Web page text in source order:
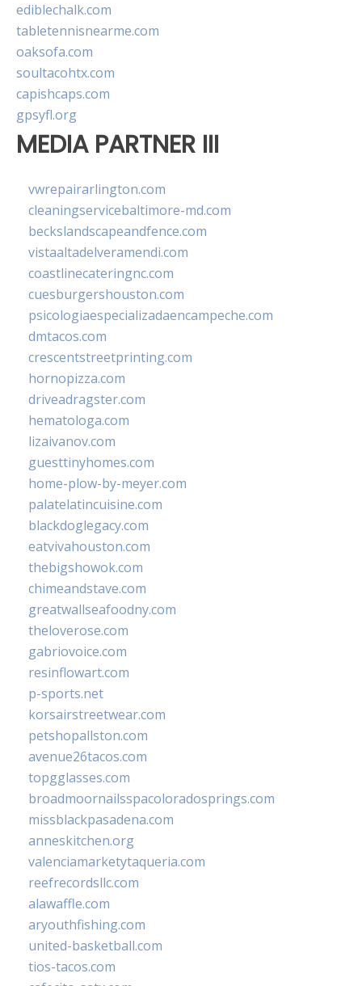
ediblechalk.com
tabletennisnearme.com
oaksofa.com
soultacohtx.com
capishcaps.com
gpsyfl.org
MEDIA PARTNER III
vwrepairarlington.com
cleaningservicebaltimore-md.com
beckslandscapeandfence.com
vistaaltadelveramendi.com
coastlinecateringnc.com
cuesburgershouston.com
psicologiaespecializadaencampeche.com
dmtacos.com
crescentstreetprinting.com
hornopizza.com
driveadragster.com
hematologa.com
lizaivanov.com
guesttinyhomes.com
home-plow-by-meyer.com
palatelatincuisine.com
blackdoglegacy.com
eatvivahouston.com
thebigshowok.com
chimeandstave.com
greatwallseafoodny.com
theloverose.com
gabriovoice.com
resinflowart.com
p-sports.net
korsairstreetwear.com
petshopallston.com
avenue26tacos.com
topgglasses.com
broadmoornailsspacoloradosprings.com
missblackpasadena.com
anneskitchen.org
valenciamarketytaqueria.com
reefrecordsllc.com
alawaffle.com
aryouthfishing.com
united-basketball.com
tios-tacos.com